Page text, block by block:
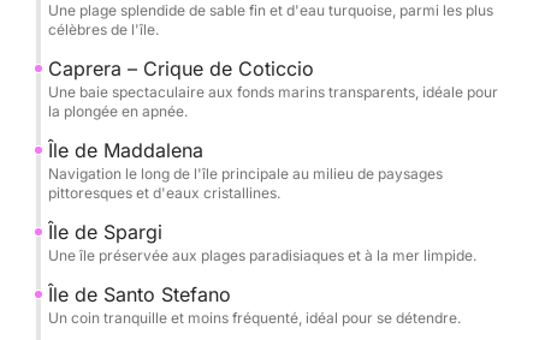
L'excursion se poursuit vers La Maddalena et l'île de
Spargi, où la nature est restée intacte et les plages
offrent des panoramas à couper le souffle. Tout au
long de la journée, plusieurs arrêts sont prévus pour
la baignade et la détente à bord, afin de profiter du
soleil et de la mer turquoise. L'après-midi, nous
et magnifiques tronçons de côte jusqu'à atteindre
des criques exclusives comme Cala Capra et l'île de
Santo Stefano, idéales pour une dernière escale
avant le retour.
Une plage splendide de sable fin et d'eau turquoise, parmi les plus
célèbres de l'île.
Caprera – Crique de Coticcio
Une baie spectaculaire aux fonds marins transparents, idéale pour
la plongée en apnée.
Île de Maddalena
Navigation le long de l'île principale au milieu de paysages
pittoresques et d'eaux cristallines.
Île de Spargi
Une île préservée aux plages paradisiaques et à la mer limpide.
Île de Santo Stefano
Un coin tranquille et moins fréquenté, idéal pour se détendre.